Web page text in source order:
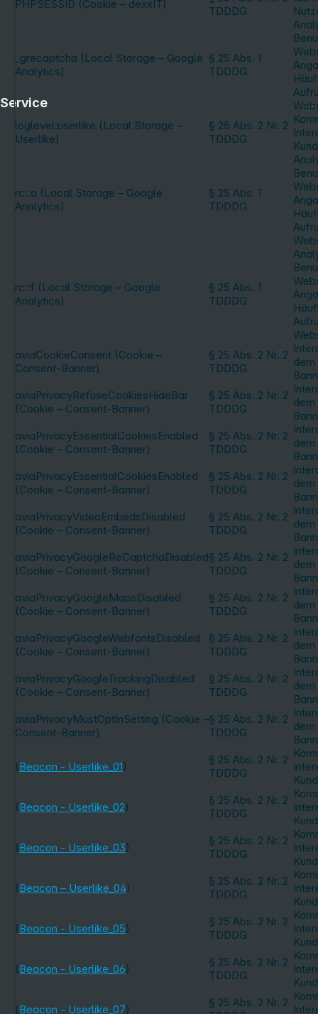
PHPSESSID (Cookie – dexxIT)
TDDDG
_grecaptcha (Local Storage – Google
Analytics)
§ 25 Abs. 1
TDDDG
loglevel:userlike (Local Storage –
Userlike)
§ 25 Abs. 2 Nr. 2
TDDDG
rc::a (Local Storage – Google
Analytics)
§ 25 Abs. 1
TDDDG
rc::f (Local Storage – Google
Analytics)
§ 25 Abs. 1
TDDDG
aviaCookieConsent (Cookie –
Consent-Banner)
§ 25 Abs. 2 Nr. 2
TDDDG
aviaPrivacyRefuseCookiesHideBar
(Cookie – Consent-Banner)
§ 25 Abs. 2 Nr. 2
TDDDG
aviaPrivacyEssentialCookiesEnabled
(Cookie – Consent-Banner)
§ 25 Abs. 2 Nr. 2
TDDDG
aviaPrivacyEssentialCookiesEnabled
(Cookie – Consent-Banner)
§ 25 Abs. 2 Nr. 2
TDDDG
aviaPrivacyVideoEmbedsDisabled
(Cookie – Consent-Banner)
§ 25 Abs. 2 Nr. 2
TDDDG
aviaPrivacyGoogleReCaptchaDisabled
(Cookie – Consent-Banner)
§ 25 Abs. 2 Nr. 2
TDDDG
aviaPrivacyGoogleMapsDisabled
(Cookie – Consent-Banner)
§ 25 Abs. 2 Nr. 2
TDDDG
aviaPrivacyGoogleWebfontsDisabled
(Cookie – Consent-Banner)
§ 25 Abs. 2 Nr. 2
TDDDG
aviaPrivacyGoogleTrackingDisabled
(Cookie – Consent-Banner)
§ 25 Abs. 2 Nr. 2
TDDDG
aviaPrivacyMustOptInSetting (Cookie –
Consent-Banner)
§ 25 Abs. 2 Nr. 2
TDDDG
(Beacon - Userlike_01)
§ 25 Abs. 2 Nr. 2
TDDDG
(Beacon - Userlike_02)
§ 25 Abs. 2 Nr. 2
TDDDG
(Beacon - Userlike_03)
§ 25 Abs. 2 Nr. 2
TDDDG
(Beacon – Userlike_04)
§ 25 Abs. 2 Nr. 2
TDDDG
(Beacon - Userlike_05)
§ 25 Abs. 2 Nr. 2
TDDDG
(Beacon - Userlike_06)
§ 25 Abs. 2 Nr. 2
TDDDG
(Beacon - Userlike_07)
§ 25 Abs. 2 Nr. 2
Service